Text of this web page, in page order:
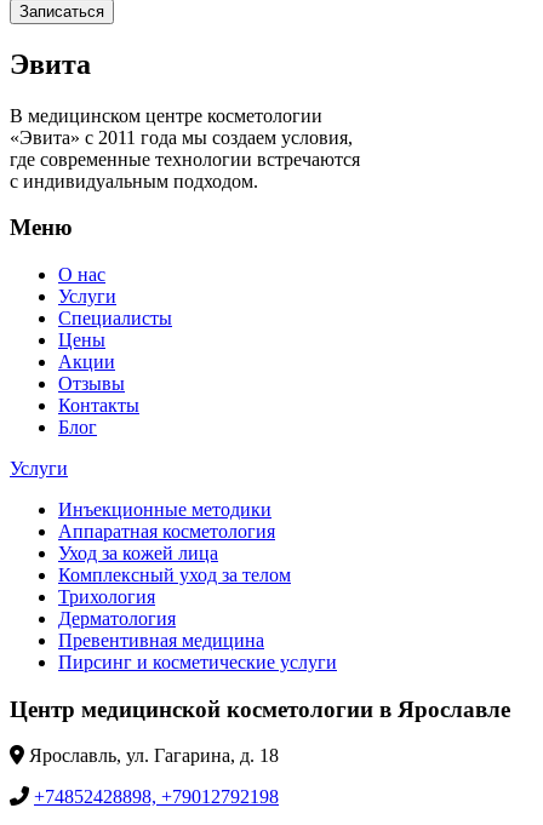
Записаться
Эвита
В медицинском центре косметологии
«Эвита» с 2011 года мы создаем условия,
где современные технологии встречаются
с индивидуальным подходом.
Меню
О нас
Услуги
Специалисты
Цены
Акции
Отзывы
Контакты
Блог
Услуги
Инъекционные методики
Аппаратная косметология
Уход за кожей лица
Комплексный уход за телом
Трихология
Дерматология
Превентивная медицина
Пирсинг и косметические услуги
Центр медицинской косметологии в Ярославле
Ярославль, ул. Гагарина, д. 18
+74852428898, +79012792198